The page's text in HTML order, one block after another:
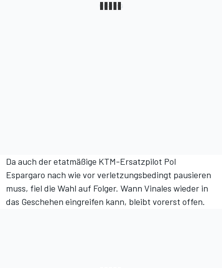
Da auch der etatmäßige KTM-Ersatzpilot Pol
Espargaro nach wie vor verletzungsbedingt pausieren
muss, fiel die Wahl auf Folger. Wann Vinales wieder in
das Geschehen eingreifen kann, bleibt vorerst offen.